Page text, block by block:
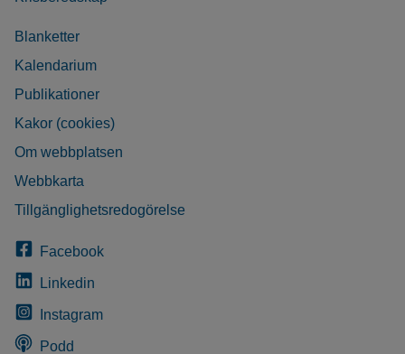
Blanketter
Kalendarium
Publikationer
Kakor (cookies)
Om webbplatsen
Webbkarta
Tillgänglighetsredogörelse
Facebook
Linkedin
Instagram
Podd